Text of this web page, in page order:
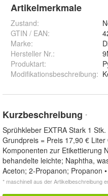
Artikelmerkmale
Zustand:
GTIN / EAN:
Marke:
Hersteller Nr.:
Produktart:
Modifikationsbeschreibung:
Kurzbeschreibung *
Sprühkleber EXTRA Stark 1
Grundpreis = Preis 17,90 €
Komponenten zur Etikettierung
behandelte leichte; Naphtha,
Aceton; 2-Propanon; Propanon
* maschinell aus der Artikelbeschreibung